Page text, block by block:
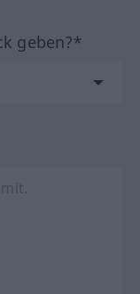
geben?*